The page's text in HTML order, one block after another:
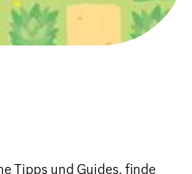
Tipps und Guides, finde